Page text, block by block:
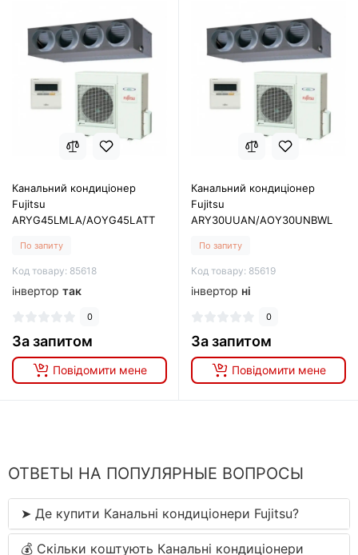
Канальний кондиціонер
Fujitsu
ARYG45LMLA/AOYG45LATT
По запиту
Код товару: 85618
інвертор так
0
За запитом
Повідомити мене
Канальний кондиціонер
Fujitsu
ARY30UUAN/AOY30UNBWL
По запиту
Код товару: 85619
інвертор ні
0
За запитом
Повідомити мене
ОТВЕТЫ НА ПОПУЛЯРНЫЕ ВОПРОСЫ
➤ Де купити Канальні кондиціонери Fujitsu?
💰 Скільки коштують Канальні кондиціонери